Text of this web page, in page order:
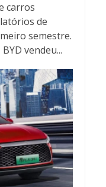
carros
de
semestre.
vendeu...